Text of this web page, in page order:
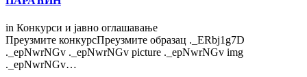
in Конкурси и јавно оглашавање
Преузмите конкурсПреузмите образац ._ERbj1g7D
._epNwrNGv ._epNwrNGv picture ._epNwrNGv img
._epNwrNGv…